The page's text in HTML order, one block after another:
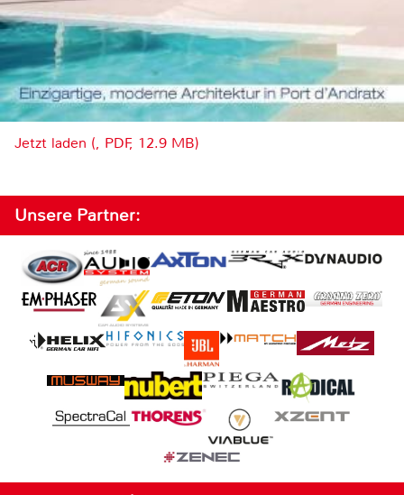
Jetzt laden (, PDF, 12.9 MB)
Unsere Partner: